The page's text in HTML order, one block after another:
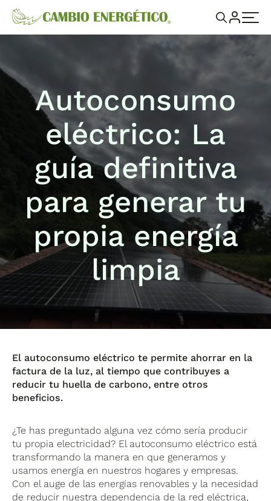
Autoconsumo
eléctrico: La
guía definitiva
para generar tu
propia energía
limpia
El autoconsumo eléctrico te permite ahorrar en la
factura de la luz, al tiempo que contribuyes a
reducir tu huella de carbono, entre otros
beneficios.
¿Te has preguntado alguna vez cómo sería producir
tu propia electricidad? El autoconsumo eléctrico está
transformando la manera en que generamos y
usamos energía en nuestros hogares y empresas.
Con el auge de las energías renovables y la necesidad
de reducir nuestra dependencia de la red eléctrica,